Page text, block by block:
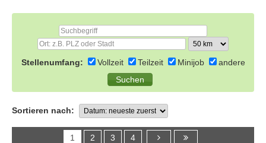
Stellenumfang: Vollzeit Teilzeit Minijob andere
Sortieren nach:
1 2 3 4